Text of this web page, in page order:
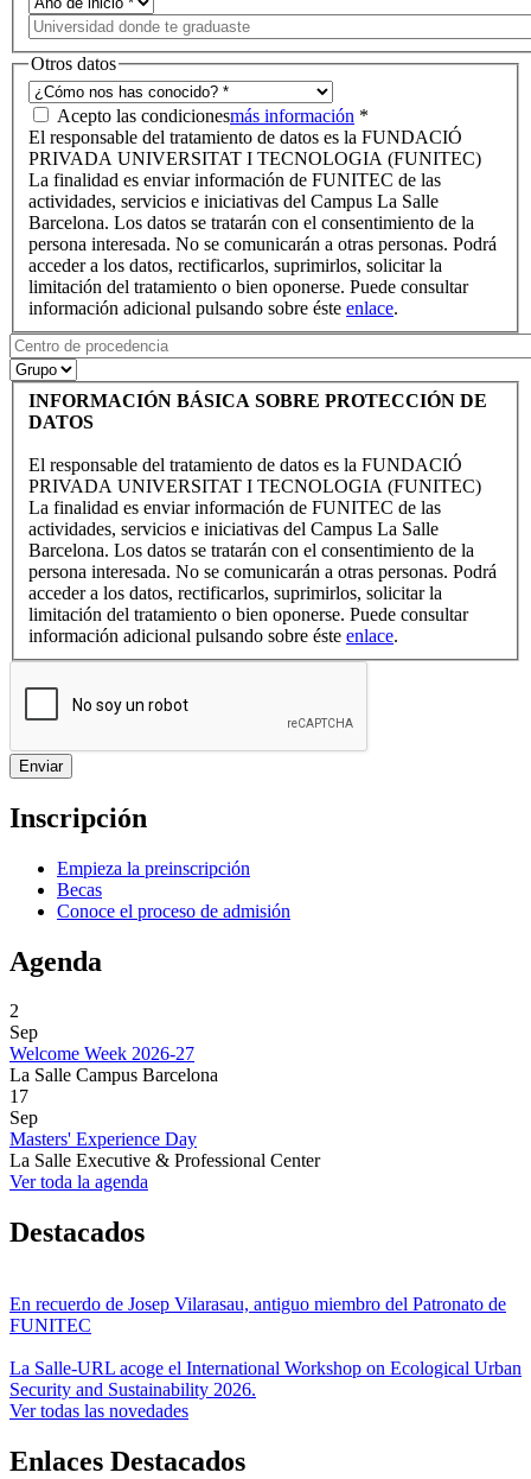
Otros datos
Acepto las condicionesmás información *
El responsable del tratamiento de datos es la FUNDACIÓ
PRIVADA UNIVERSITAT I TECNOLOGIA (FUNITEC)
La finalidad es enviar información de FUNITEC de las
actividades, servicios e iniciativas del Campus La Salle
Barcelona. Los datos se tratarán con el consentimiento de la
persona interesada. No se comunicarán a otras personas. Podrá
acceder a los datos, rectificarlos, suprimirlos, solicitar la
limitación del tratamiento o bien oponerse. Puede consultar
información adicional pulsando sobre éste enlace.
INFORMACIÓN BÁSICA SOBRE PROTECCIÓN DE
DATOS
El responsable del tratamiento de datos es la FUNDACIÓ
PRIVADA UNIVERSITAT I TECNOLOGIA (FUNITEC)
La finalidad es enviar información de FUNITEC de las
actividades, servicios e iniciativas del Campus La Salle
Barcelona. Los datos se tratarán con el consentimiento de la
persona interesada. No se comunicarán a otras personas. Podrá
acceder a los datos, rectificarlos, suprimirlos, solicitar la
limitación del tratamiento o bien oponerse. Puede consultar
información adicional pulsando sobre éste enlace.
Inscripción
Empieza la preinscripción
Becas
Conoce el proceso de admisión
Agenda
2
Sep
Welcome Week 2026-27
La Salle Campus Barcelona
17
Sep
Masters' Experience Day
La Salle Executive & Professional Center
Ver toda la agenda
Destacados
En recuerdo de Josep Vilarasau, antiguo miembro del Patronato de
FUNITEC
La Salle-URL acoge el International Workshop on Ecological Urban
Security and Sustainability 2026.
Ver todas las novedades
Enlaces Destacados